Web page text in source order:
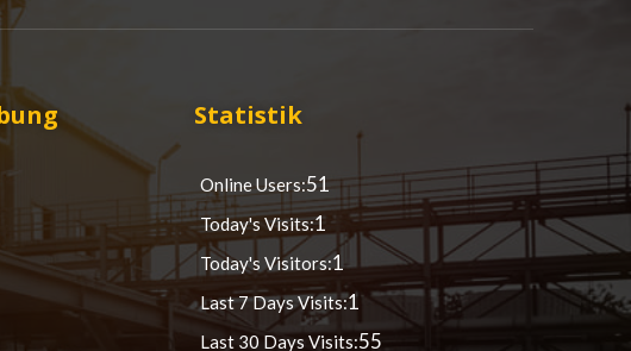
Statistik
Online Users:51
Today's Visits:1
Today's Visitors:1
Last 7 Days Visits:1
Last 30 Days Visits:55